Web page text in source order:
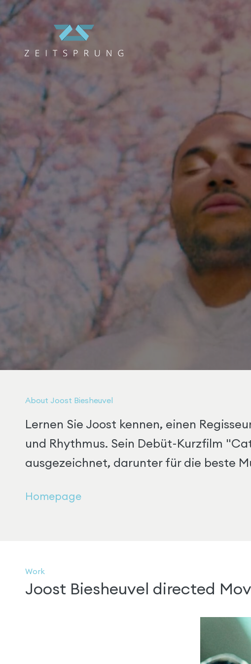
About Joost Biesheuvel
Lernen Sie Joost kennen, einen
und Rhythmus. Sein Debüt-Kurzfilm
ausgezeichnet, darunter für die beste
Homepage
Work
Joost Biesheuvel directed